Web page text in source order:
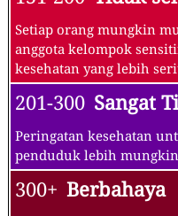
Setiap orang mungkin
anggota kelompok
kesehatan yang lebih
201-300 Sangat
Peringatan kesehatan
penduduk lebih
300+ Berbahaya